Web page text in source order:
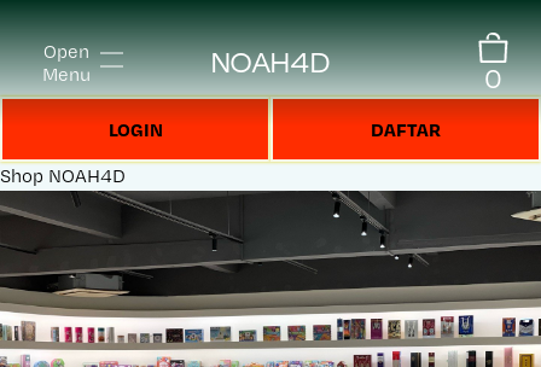
Open
Menu
NOAH4D 0
LOGIN DAFTAR
Shop NOAH4D